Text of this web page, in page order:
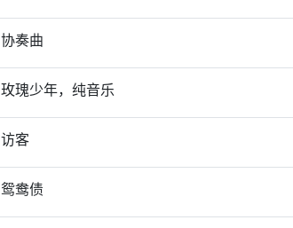
协奏曲
玫瑰少年，纯音乐
访客
鸳鸯债